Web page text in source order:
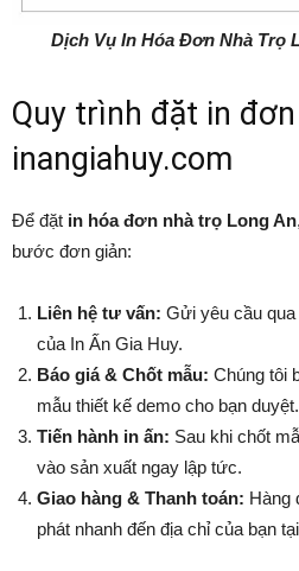
Dịch Vụ In Hóa Đơn Nhà Trọ
Quy trình đặt in
inangiahuy.com
Để đặt in hóa đơn nhà trọ Long An
bước đơn giản:
Liên hệ tư vấn: Gửi yêu cầu qua
của In Ấn Gia Huy.
Báo giá & Chốt mẫu: Chúng tôi
mẫu thiết kế demo cho bạn duyệt.
Tiến hành in ấn: Sau khi chốt
vào sản xuất ngay lập tức.
Giao hàng & Thanh toán: Hàng
phát nhanh đến địa chỉ của bạn